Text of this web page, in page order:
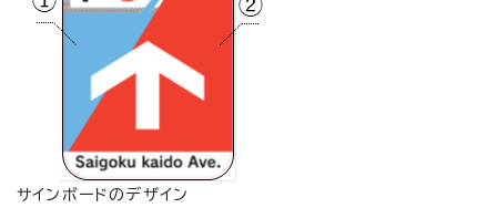
サインボードのデザイン